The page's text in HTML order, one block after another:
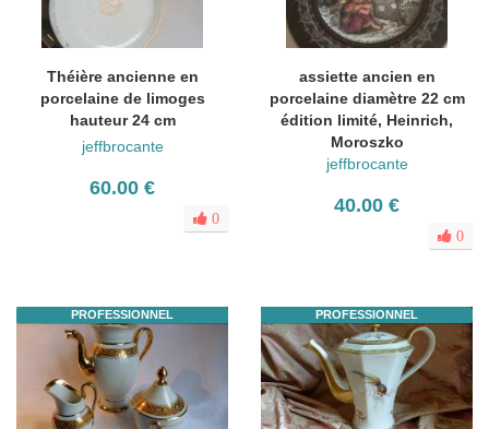
Théière ancienne en
porcelaine de limoges
hauteur 24 cm
jeffbrocante
60.00 €
0
assiette ancien en
porcelaine diamètre 22 cm
édition limité, Heinrich,
Moroszko
jeffbrocante
40.00 €
0
PROFESSIONNEL PROFESSIONNEL